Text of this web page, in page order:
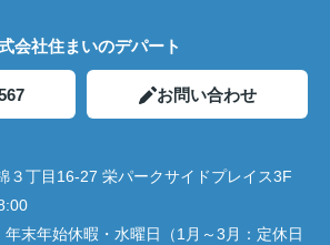
会社住まいのデパート
お問い合わせ
３丁目16-27 栄パークサイドプレイス3F
年末年始休暇・水曜日（1月～3月：定休日